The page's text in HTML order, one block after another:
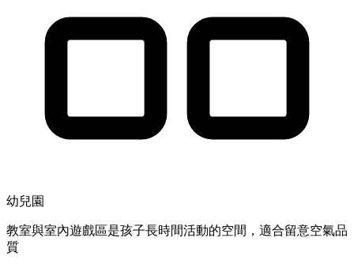
幼兒園
教室與室內遊戲區是孩子長時間活動的空間，適合留意空氣品
質